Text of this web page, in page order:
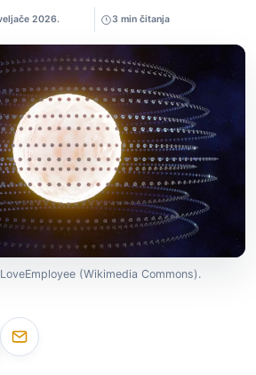
2026. 3 min čitanja
(Wikimedia Commons).